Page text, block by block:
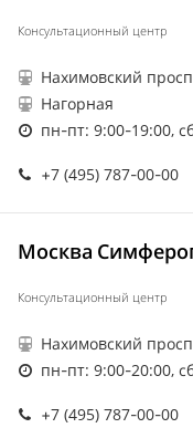
Консультационный центр
Нахимовский
Нагорная
пн-пт: 9:00-19:00,
+7 (495) 787-00-00
Москва
Консультационный центр
Нахимовский
пн-пт: 9:00-20:00,
+7 (495) 787-00-00